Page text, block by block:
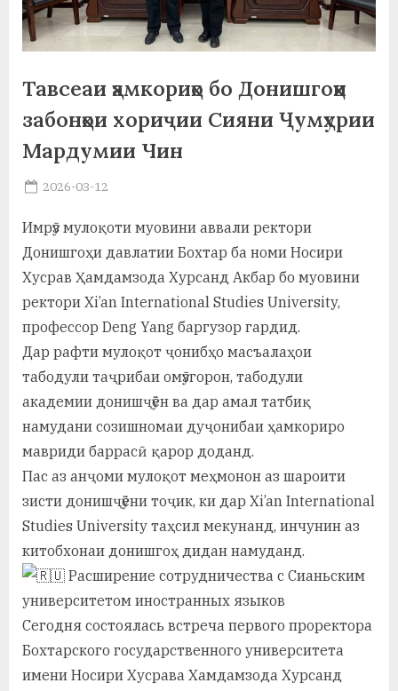
а
н
о
м
с
и
р
с
р
а
в
Тавсеаи ҳамкориҳо бо Донишгоҳи
забонҳои хориҷии Сияни Ҷумҳурии
Мардумии Чин
Posted
2026-03-12
Имрӯз мулоқоти муовини аввали ректори
Донишгоҳи давлатии Бохтар ба номи Носири
Хусрав Ҳамдамзода Хурсанд Акбар бо муовини
ректори Xi’an International Studies University,
профессор Deng Yang баргузор гардид.
Дар рафти мулоқот ҷонибҳо масъалаҳои
табодули таҷрибаи омӯзгорон, табодули
академии донишҷӯён ва дар амал татбиқ
намудани созишномаи дуҷонибаи ҳамкориро
мавриди баррасӣ қарор доданд.
Пас аз анҷоми мулоқот меҳмонон аз шароити
зисти донишҷӯёни тоҷик, ки дар Xi’an International
Studies University таҳсил мекунанд, инчунин аз
китобхонаи донишгоҳ дидан намуданд.
Расширение сотрудничества с Сианьским
университетом иностранных языков
Сегодня состоялась встреча первого проректора
Бохтарского государственного университета
имени Носири Хусрава Хамдамзода Хурсанд